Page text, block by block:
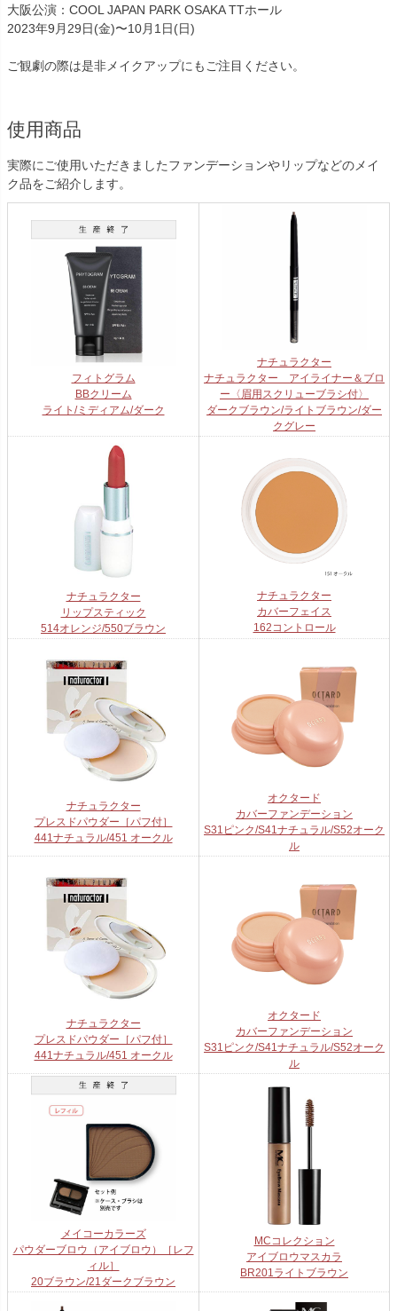
大阪公演：COOL JAPAN PARK OSAKA TTホール
2023年9月29日(金)〜10月1日(日)
ご観劇の際は是非メイクアップにもご注目ください。
使用商品
実際にご使用いただきましたファンデーションやリップなどのメイ
ク品をご紹介します。
フィトグラム
BBクリーム
ライト/ミディアム/ダーク
ナチュラクター
ナチュラクター アイライナー＆ブロ
ー〈眉用スクリューブラシ付〉
ダークブラウン/ライトブラウン/ダー
クグレー
ナチュラクター
リップスティック
514オレンジ/550ブラウン
ナチュラクター
カバーフェイス
162コントロール
ナチュラクター
プレスドパウダー［パフ付］
441ナチュラル/451 オークル
オクタード
カバーファンデーション
S31ピンク/S41ナチュラル/S52オーク
ル
ナチュラクター
プレスドパウダー［パフ付］
441ナチュラル/451 オークル
オクタード
カバーファンデーション
S31ピンク/S41ナチュラル/S52オーク
ル
メイコーカラーズ
パウダーブロウ（アイブロウ）［レフ
ィル］
20ブラウン/21ダークブラウン
MCコレクション
アイブロウマスカラ
BR201ライトブラウン